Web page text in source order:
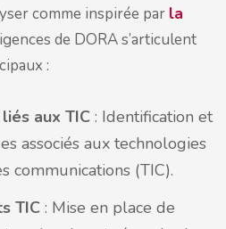
comme inspirée par la
de DORA s’articulent
:
aux TIC : Identification et
associés aux technologies
communications (TIC).
TIC : Mise en place de